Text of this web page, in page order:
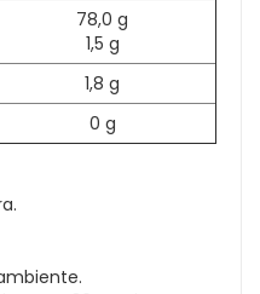
78,0 g
1,5 g
1,8 g
0 g